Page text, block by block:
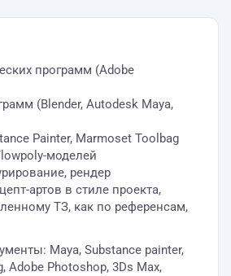
программ (Adobe
(Blender, Autodesk Maya,
Painter, Marmoset Toolbag
моделей
рендер
артов в стиле проекта,
ТЗ, как по референсам,
Maya, Substance painter,
Adobe Photoshop, 3Ds Max,